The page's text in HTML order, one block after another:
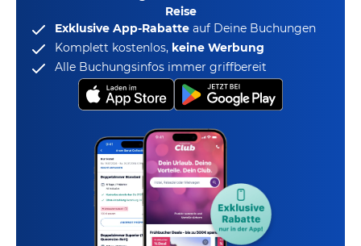
Reise
Exklusive App-Rabatte auf Deine Buchungen
Komplett kostenlos, keine Werbung
Alle Buchungsinfos immer griffbereit